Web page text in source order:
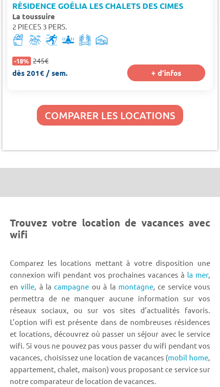
RÉSIDENCE GOÉLIA LES CHALETS DES CIMES
La toussuire
2 PIECES 3 PERS.
-18% 245€
dès 201€ / sem. + d'infos
COMPARER LES LOCATIONS
Trouvez votre location de vacances avec
wifi
Comparez les locations mettant à votre disposition une
connexion wifi pendant vos prochaines vacances à la mer,
enville, à lacampagne ou à la montagne, ce service vous
permettra de ne manquer aucune information sur vos
réseaux sociaux, ou sur vos sites d’actualités favoris.
L’option wifi est présente dans de nombreuses résidences
et locations, découvrez où passer un séjour avec le service
wifi. Si vous ne pouvez pas vous passer du wifi pendant vos
vacances, choisissez une location de vacances (mobil home,
appartement, chalet, maison) vous proposant ce service sur
notre comparateur de location de vacances.